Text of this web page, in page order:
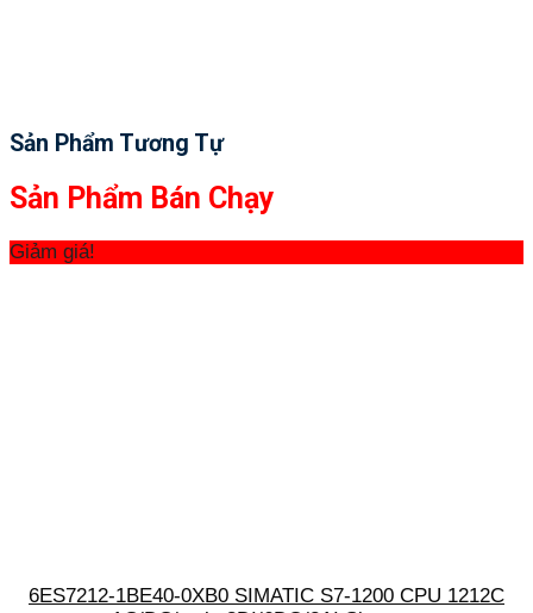
Sản Phẩm Tương Tự
Sản Phẩm Bán Chạy
Giảm giá!
6ES7212-1BE40-0XB0 SIMATIC S7-1200 CPU 1212C